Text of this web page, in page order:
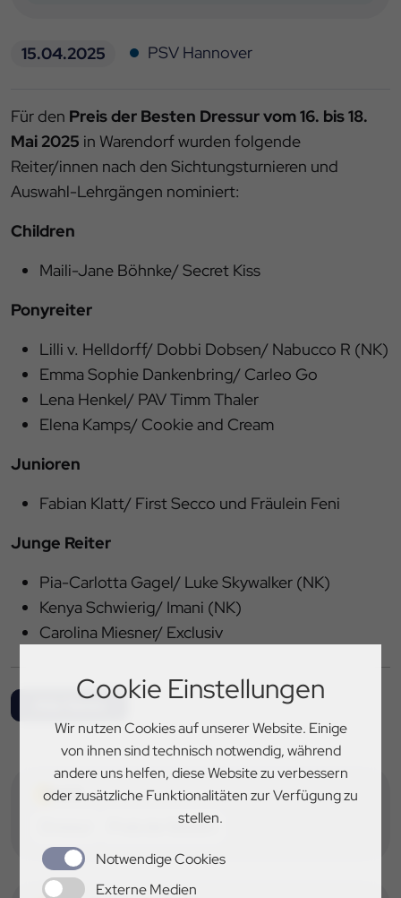
Cookie Einstellungen
Wir nutzen Cookies auf unserer Website. Einige
von ihnen sind technisch notwendig, während
andere uns helfen, diese Website zu verbessern
oder zusätzliche Funktionalitäten zur Verfügung zu
stellen.
Notwendige Cookies
Externe Medien
15.04.2025 PSV Hannover
Für den Preis der Besten Dressur vom 16. bis 18.
Mai 2025 in Warendorf wurden folgende
Reiter/innen nach den Sichtungsturnieren und
Auswahl-Lehrgängen nominiert:
Children
Maili-Jane Böhnke/ Secret Kiss
Ponyreiter
Lilli v. Helldorff/ Dobbi Dobsen/ Nabucco R (NK)
Emma Sophie Dankenbring/ Carleo Go
Lena Henkel/ PAV Timm Thaler
Elena Kamps/ Cookie and Cream
Junioren
Fabian Klatt/ First Secco und Fräulein Feni
Junge Reiter
Pia-Carlotta Gagel/ Luke Skywalker (NK)
Kenya Schwierig/ Imani (NK)
Carolina Miesner/ Exclusiv
Alle News
TAGS
Preis der Besten